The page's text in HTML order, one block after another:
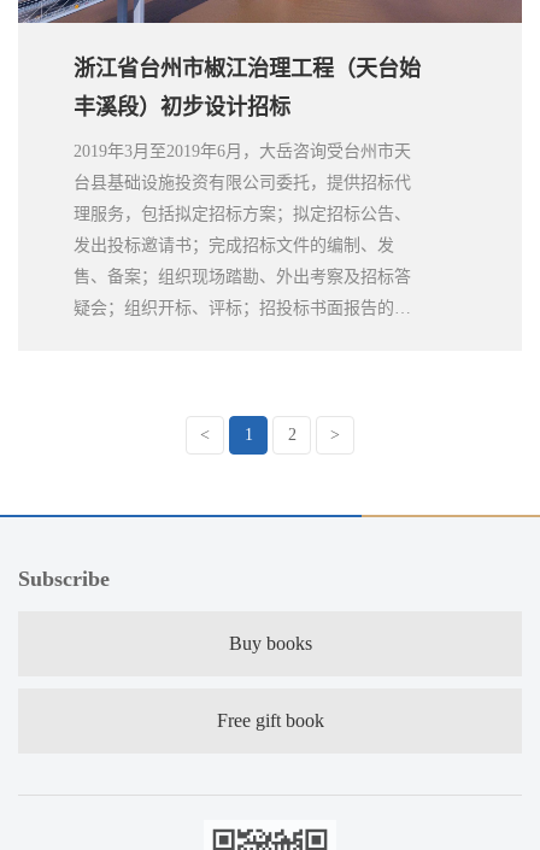
浙江省台州市椒江治理工程（天台始
丰溪段）初步设计招标
2019年3月至2019年6月，大岳咨询受台州市天
台县基础设施投资有限公司委托，提供招标代
理服务，包括拟定招标方案；拟定招标公告、
发出投标邀请书；完成招标文件的编制、发
售、备案；组织现场踏勘、外出考察及招标答
疑会；组织开标、评标；招投标书面报告的编
<
1 2 >
Subscribe
Buy books
Free gift book